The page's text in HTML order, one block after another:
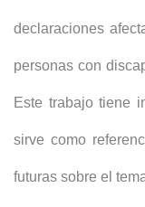
declaraciones
personas con
Este trabajo tiene
sirve como
futuras sobre el